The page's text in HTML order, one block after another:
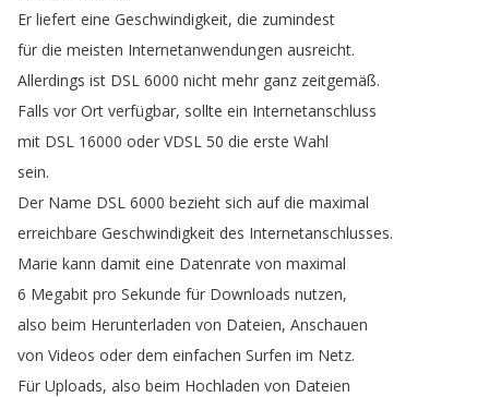
Er liefert eine Geschwindigkeit, die zumindest
für die meisten Internetanwendungen ausreicht.
Allerdings ist DSL 6000 nicht mehr ganz zeitgemäß.
Falls vor Ort verfügbar, sollte ein Internetanschluss
mit DSL 16000 oder VDSL 50 die erste Wahl
sein.
Der Name DSL 6000 bezieht sich auf die maximal
erreichbare Geschwindigkeit des Internetanschlusses.
Marie kann damit eine Datenrate von maximal
6 Megabit pro Sekunde für Downloads nutzen,
also beim Herunterladen von Dateien, Anschauen
von Videos oder dem einfachen Surfen im Netz.
Für Uploads, also beim Hochladen von Dateien